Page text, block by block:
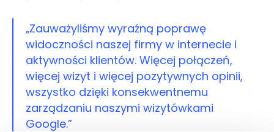
„Zauważyliśmy wyraźną poprawę
widoczności naszej firmy w internecie i
aktywności klientów. Więcej połączeń,
więcej wizyt i więcej pozytywnych opinii,
wszystko dzięki konsekwentnemu
zarządzaniu naszymi wizytówkami
Google.”